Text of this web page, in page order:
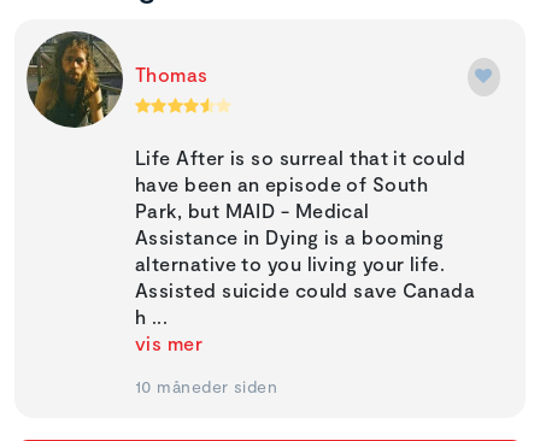
Thomas
Life After is so surreal that it could
have been an episode of South
Park, but MAID - Medical
Assistance in Dying is a booming
alternative to you living your life.
Assisted suicide could save Canada
h ...
vis mer
10 måneder siden